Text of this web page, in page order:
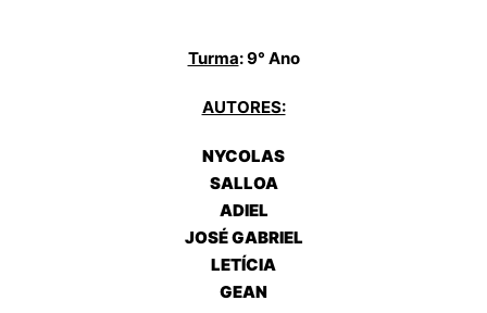
Turma: 9° Ano
AUTORES:
NYCOLAS
SALLOA
ADIEL
JOSÉ GABRIEL
LETÍCIA
GEAN